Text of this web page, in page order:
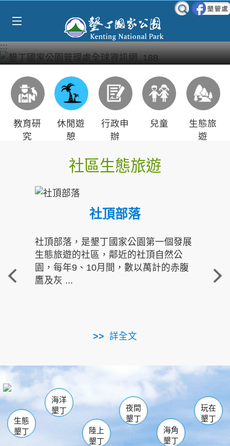
:::
教育研
究
休閒遊
憩
行政申
辦
兒童
生態旅
遊
社區生態旅遊
社頂部落
社頂部落，是墾丁國家公園第一個發展
生態旅遊的社區，鄰近的社頂自然公
園，每年9、10月間，數以萬計的赤腹
鷹及灰 ...
詳全文
重
走進
南仁湖
海生館
恆春 佳樂水
龍鑾潭自然中心 森林遊樂區
瓊麻館
關山 墾管處遊客中心
社頂公園 風吹沙
船帆石
白砂 龍磐公園
香蕉灣
砂島
鵝鑾鼻
生態
墾丁
海洋
墾丁
陸上
墾丁
夜間
墾丁
海角
墾丁
玩在
墾丁